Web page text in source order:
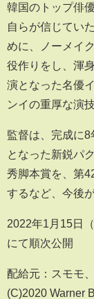
韓国のトップ俳
自らが信じてい
めに、ノーメイ
役作りをし、渾
演となった名優
ンイの重厚な演
監督は、完成に
となった新鋭パ
秀脚本賞を、第
するなど、今後
2022年1月15日
にて順次公開
配給元：スモモ
(C)2020 Warner